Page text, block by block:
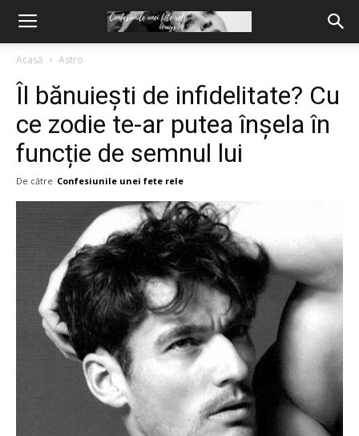
Acasă Astro
Îl bănuiești de infidelitate? Cu
ce zodie te-ar putea înșela în
funcție de semnul lui
De către Confesiunile unei fete rele